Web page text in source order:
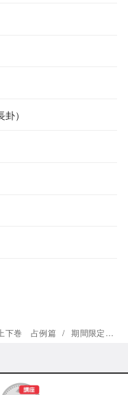
）
下巻 占例篇 期間限定「現代語訳（超意訳） 呑象高島嘉右衛門著 増補 高島易斷 上下巻 占例篇」 雷地豫